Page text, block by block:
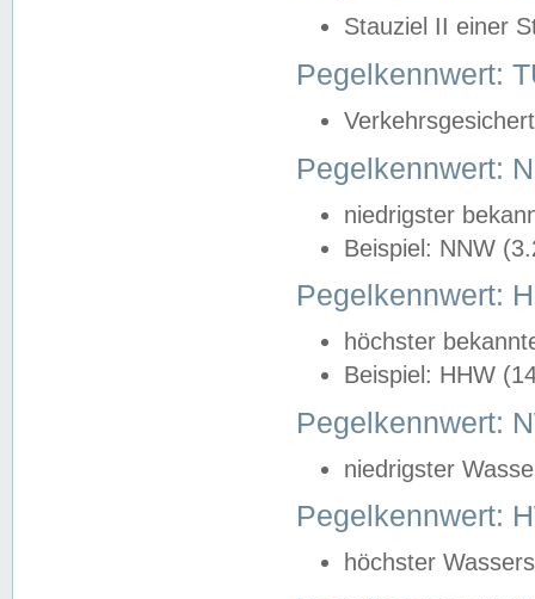
Stauziel II einer
Pegelkennwert:
Pegelkennwert:
niedrigster
Beispiel: NNW
Pegelkennwert:
höchster
Beispiel: HHW
Pegelkennwert:
niedrigster
Pegelkennwert:
höchster